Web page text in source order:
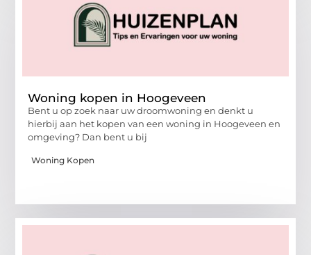
Woning kopen in Hoogeveen
Bent u op zoek naar uw droomwoning en denkt u
hierbij aan het kopen van een woning in Hoogeveen en
omgeving? Dan bent u bij
Woning Kopen